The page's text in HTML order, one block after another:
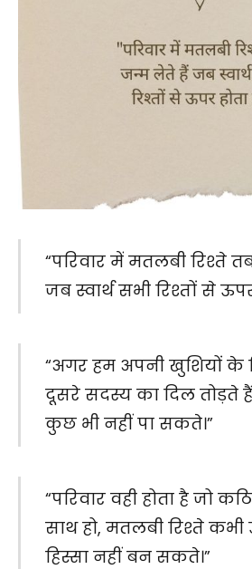
“परिवार में मतलबी रिश्ते
जब स्वार्थ सभी रिश्तों से ऊपर
“अगर हम अपनी खुशियों के
दूसरे सदस्य का दिल तोड़ते
कुछ भी नहीं पा सकते।”
“परिवार वही होता है जो
साथ हो, मतलबी रिश्ते
हिस्सा नहीं बन सकते।”